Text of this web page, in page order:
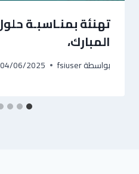
تهنئة بمنـاسبـة
المبارك،
بواسطةfsiuser
04/06/2025